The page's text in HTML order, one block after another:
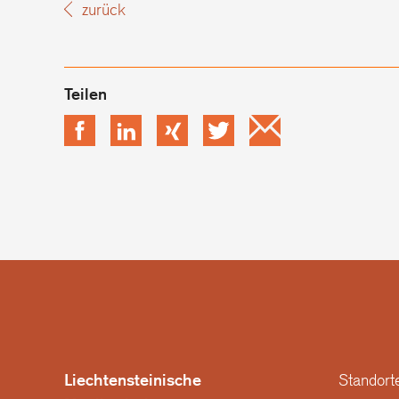
zurück
FacebookLinkedIn xing Twitter
Liechtensteinische